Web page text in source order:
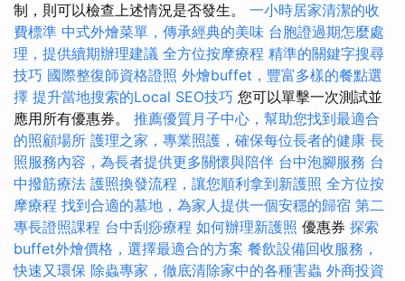
制，則可以檢查上述情況是否發生。 一小時居家清潔的收
費標準 中式外燴菜單，傳承經典的美味 台胞證過期怎麼處
理，提供續期辦理建議 全方位按摩療程 精準的關鍵字搜尋
技巧 國際整復師資格證照 外燴buffet，豐富多樣的餐點選
擇 提升當地搜索的Local SEO技巧 您可以單擊一次測試並
應用所有優惠券。 推薦優質月子中心，幫助您找到最適合
的照顧場所 護理之家，專業照護，確保每位長者的健康 長
照服務內容，為長者提供更多關懷與陪伴 台中泡腳服務 台
中撥筋療法 護照換發流程，讓您順利拿到新護照 全方位按
摩療程 找到合適的墓地，為家人提供一個安穩的歸宿 第二
專長證照課程 台中刮痧療程 如何辦理新護照 優惠券 探索
buffet外燴價格，選擇最適合的方案 餐飲設備回收服務，
快速又環保 除蟲專家，徹底清除家中的各種害蟲 外商投資